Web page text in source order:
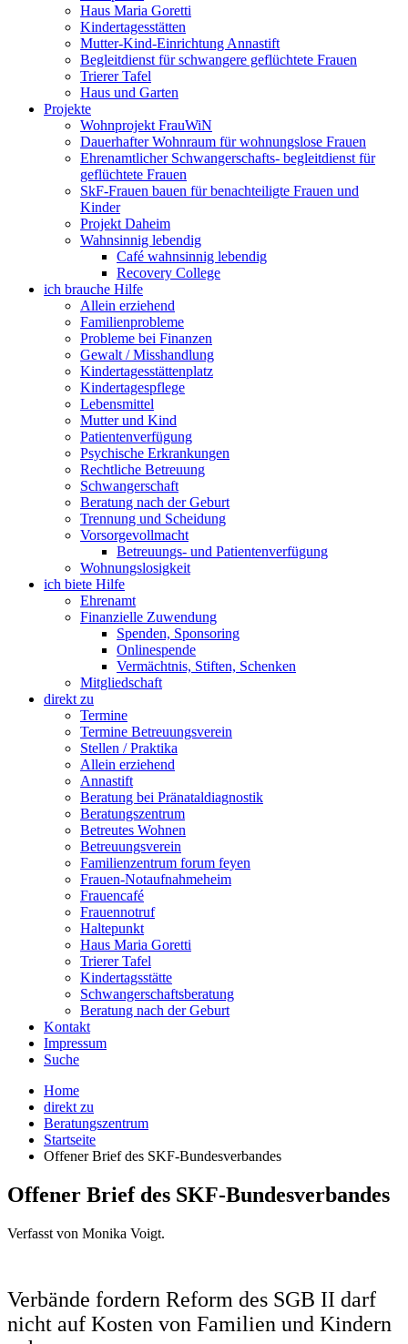
Haus Maria Goretti
Kindertagesstätten
Mutter-Kind-Einrichtung Annastift
Begleitdienst für schwangere geflüchtete Frauen
Trierer Tafel
Haus und Garten
Projekte
Wohnprojekt FrauWiN
Dauerhafter Wohnraum für wohnungslose Frauen
Ehrenamtlicher Schwangerschafts- begleitdienst für
geflüchtete Frauen
SkF-Frauen bauen für benachteiligte Frauen und
Kinder
Projekt Daheim
Wahnsinnig lebendig
Café wahnsinnig lebendig
Recovery College
ich brauche Hilfe
Allein erziehend
Familienprobleme
Probleme bei Finanzen
Gewalt / Misshandlung
Kindertagesstättenplatz
Kindertagespflege
Lebensmittel
Mutter und Kind
Patientenverfügung
Psychische Erkrankungen
Rechtliche Betreuung
Schwangerschaft
Beratung nach der Geburt
Trennung und Scheidung
Vorsorgevollmacht
Betreuungs- und Patientenverfügung
Wohnungslosigkeit
ich biete Hilfe
Ehrenamt
Finanzielle Zuwendung
Spenden, Sponsoring
Onlinespende
Vermächtnis, Stiften, Schenken
Mitgliedschaft
direkt zu
Termine
Termine Betreuungsverein
Stellen / Praktika
Allein erziehend
Annastift
Beratung bei Pränataldiagnostik
Beratungszentrum
Betreutes Wohnen
Betreuungsverein
Familienzentrum forum feyen
Frauen-Notaufnahmeheim
Frauencafé
Frauennotruf
Haltepunkt
Haus Maria Goretti
Trierer Tafel
Kindertagsstätte
Schwangerschaftsberatung
Beratung nach der Geburt
Kontakt
Impressum
Suche
Home
direkt zu
Beratungszentrum
Startseite
Offener Brief des SKF-Bundesverbandes
Offener Brief des SKF-Bundesverbandes
Verfasst von Monika Voigt.
Verbände fordern Reform des SGB II darf
nicht auf Kosten von Familien und Kindern